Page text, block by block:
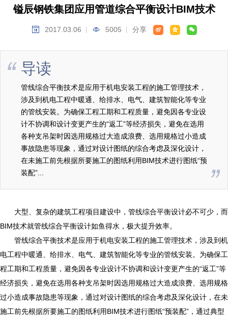
镒辰钢铁集团应用管道综合平衡设计BIM技术
 2017.03.06  5005 分享   
导读
管线综合平衡技术是应用于机电安装工程的施工管理技术，
涉及到机电工程中暖通、给排水、电气、建筑智能化等专业
的管线安装。为确保工程工期和工程质量，避免因各专业设
计不协调和设计变更产生的“返工”等经济损失，避免在选用
各种支吊架时因选用规格过大造成浪费、选用规格过小造成
事故隐患等现象，通过对设计图纸的综合考虑及深化设计，
在未施工前先根据所要施工的图纸利用BIM技术进行图纸“预
装配”...
大型、复杂的建筑工程项目建设中，管线综合平衡设计必不可少，而
BIM技术就管线综合平衡设计如鱼得水，极大提升效率。
管线综合平衡技术是应用于机电安装工程的施工管理技术，涉及到机
电工程中暖通、给排水、电气、建筑智能化等专业的管线安装。为确保工
程工期和工程质量，避免因各专业设计不协调和设计变更产生的“返工”等
经济损失，避免在选用各种支吊架时因选用规格过大造成浪费、选用规格
过小造成事故隐患等现象，通过对设计图纸的综合考虑及深化设计，在未
施工前先根据所要施工的图纸利用BIM技术进行图纸“预装配”，通过典型